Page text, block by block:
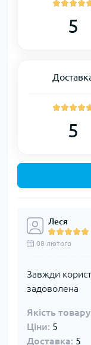
5
5
Леся
08 лютого
Завжди
задоволена
Якість
Ціни: 5
Доставка: 5